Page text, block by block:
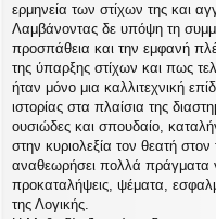
ερμηνεία των στίχων της και
Λαμβάνοντας δε υπόψη τη
προσπάθεια και την εμφανή
της ύπαρξης στίχων και πως
ήταν μόνο μια καλλιτεχνική
ιστορίας στα πλαίσια της
ουσιώδες και σπουδαίο,
στην κυριολεξία τον θεατή
αναθεωρήσει πολλά πράγματα
προκαταλήψεις, ψέματα,
της Λογικής.